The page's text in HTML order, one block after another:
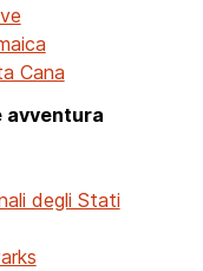
Cana
avventura
degli Stati